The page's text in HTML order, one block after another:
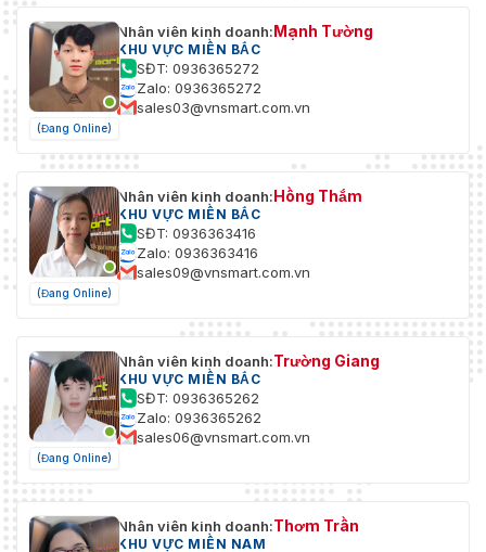
(Đang Online)
Nhân viên kinh doanh:Mạnh Tường
KHU VỰC MIỀN BẮC
SĐT: 0936365272
Zalo: 0936365272
sales03@vnsmart.com.vn
(Đang Online)
Nhân viên kinh doanh:Hồng Thắm
KHU VỰC MIỀN BẮC
SĐT: 0936363416
Zalo: 0936363416
sales09@vnsmart.com.vn
(Đang Online)
Nhân viên kinh doanh:Trường Giang
KHU VỰC MIỀN BẮC
SĐT: 0936365262
Zalo: 0936365262
sales06@vnsmart.com.vn
Nhân viên kinh doanh:Thơm Trần
KHU VỰC MIỀN NAM